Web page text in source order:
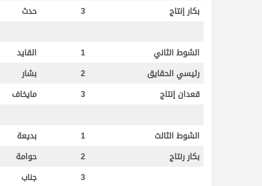
بكار إنتاج
3 حدث
الشوط الثاني 1 القايد
رئيسي الحقايق
2 بشار
قعدان إنتاج
3 مايخاف
الشوط الثالث 1 بديعة
بكار رنتاج
2 حوامة
3
جناب